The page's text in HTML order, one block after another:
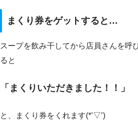
まくり券をゲットすると…
スープを飲み干してから店員さんを呼
ると
「まくりいただきました！！」
と、まくり券をくれます(*’▽’)